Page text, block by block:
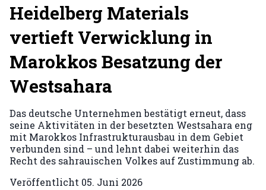
Heidelberg Materials
vertieft Verwicklung in
Marokkos Besatzung der
Westsahara
Das deutsche Unternehmen bestätigt erneut, dass
seine Aktivitäten in der besetzten Westsahara eng
mit Marokkos Infrastrukturausbau in dem Gebiet
verbunden sind – und lehnt dabei weiterhin das
Recht des sahrauischen Volkes auf Zustimmung ab.
Veröffentlicht 05. Juni 2026